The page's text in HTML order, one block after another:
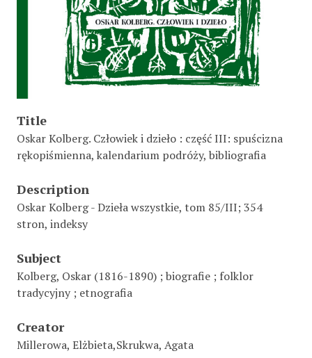
Title
Oskar Kolberg. Człowiek i dzieło : część III: spuścizna
rękopiśmienna, kalendarium podróży, bibliografia
Description
Oskar Kolberg - Dzieła wszystkie, tom 85/III; 354
stron, indeksy
Subject
Kolberg, Oskar (1816-1890) ; biografie ; folklor
tradycyjny ; etnografia
Creator
Millerowa, Elżbieta,Skrukwa, Agata